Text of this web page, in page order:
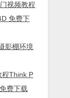
视频教程
免费下
影棚环境
程Think P
费下载